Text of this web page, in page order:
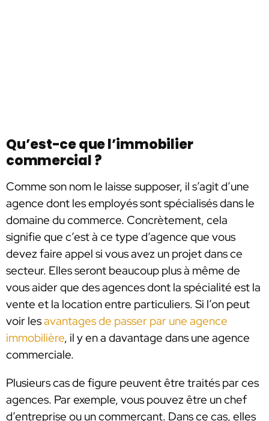
Qu’est-ce que l’immobilier
commercial ?
Comme son nom le laisse supposer, il s’agit d’une
agence dont les employés sont spécialisés dans le
domaine du commerce. Concrètement, cela
signifie que c’est à ce type d’agence que vous
devez faire appel si vous avez un projet dans ce
secteur. Elles seront beaucoup plus à même de
vous aider que des agences dont la spécialité est la
vente et la location entre particuliers. Si l’on peut
voir lesavantages de passer par une agence
immobilière, il y en a davantage dans une agence
commerciale.
Plusieurs cas de figure peuvent être traités par ces
agences. Par exemple, vous pouvez être un chef
d’entreprise ou un commerçant. Dans ce cas, elles